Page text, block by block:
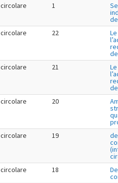
circolare 1
circolare 22
circolare 21
circolare 20
circolare 19
circolare 18